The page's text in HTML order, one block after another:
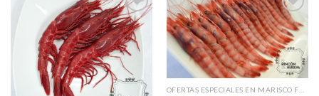
Añadir a
favoritos
Añadir a
favoritos
OFERTAS ESPECIALES EN MARISCO FRESCO